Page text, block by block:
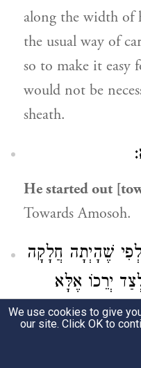
along the width of
the usual way of
so to make it
would not be
sheath.
He started out
Towards Amosoh.
שֶׁהָיְתָה חֲלָקָה
יְרֵכוֹ אֶלָּא
עַצְמוֹ לְצַד
בִּימִינוֹ, וְלֹא
We use cookies to give
our site. Click OK to